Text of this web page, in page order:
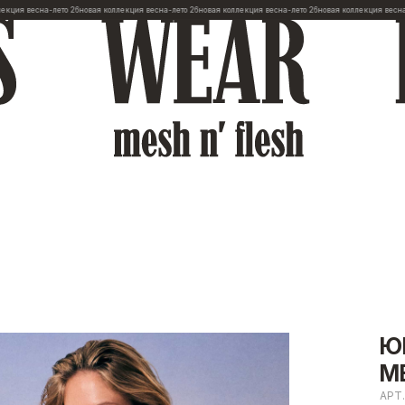
лето 26новая коллекция весна-лето 26новая коллекция весна-лето 26новая коллекция весна-лето 26
АРТ.